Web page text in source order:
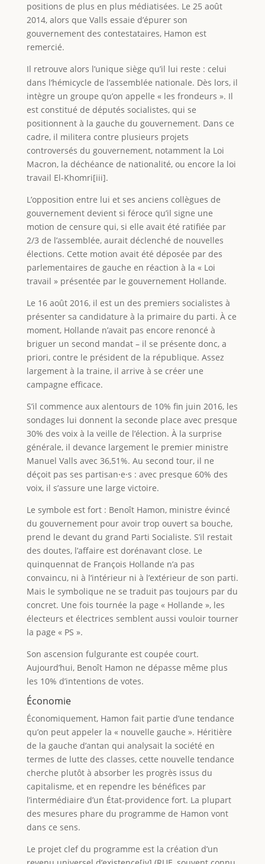
positions de plus en plus médiatisées. Le 25 août
2014, alors que Valls essaie d’épurer son
gouvernement des contestataires, Hamon est
remercié.
Il retrouve alors l’unique siège qu’il lui reste : celui
dans l’hémicycle de l’assemblée nationale. Dès lors, il
intègre un groupe qu’on appelle « les frondeurs ». Il
est constitué de députés socialistes, qui se
positionnent à la gauche du gouvernement. Dans ce
cadre, il militera contre plusieurs projets
controversés du gouvernement, notamment la Loi
Macron, la déchéance de nationalité, ou encore la loi
travail El-Khomri[iii].
L’opposition entre lui et ses anciens collègues de
gouvernement devient si féroce qu’il signe une
motion de censure qui, si elle avait été ratifiée par
2/3 de l’assemblée, aurait déclenché de nouvelles
élections. Cette motion avait été déposée par des
parlementaires de gauche en réaction à la « Loi
travail » présentée par le gouvernement Hollande.
Le 16 août 2016, il est un des premiers socialistes à
présenter sa candidature à la primaire du parti. À ce
moment, Hollande n’avait pas encore renoncé à
briguer un second mandat – il se présente donc, a
priori, contre le président de la république. Assez
largement à la traine, il arrive à se créer une
campagne efficace.
S’il commence aux alentours de 10% fin juin 2016, les
sondages lui donnent la seconde place avec presque
30% des voix à la veille de l’élection. À la surprise
générale, il devance largement le premier ministre
Manuel Valls avec 36,51%. Au second tour, il ne
déçoit pas ses partisan⸱e⸱s : avec presque 60% des
voix, il s’assure une large victoire.
Le symbole est fort : Benoît Hamon, ministre évincé
du gouvernement pour avoir trop ouvert sa bouche,
prend le devant du grand Parti Socialiste. S’il restait
des doutes, l’affaire est dorénavant close. Le
quinquennat de François Hollande n’a pas
convaincu, ni à l’intérieur ni à l’extérieur de son parti.
Mais le symbolique ne se traduit pas toujours par du
concret. Une fois tournée la page « Hollande », les
électeurs et électrices semblent aussi vouloir tourner
la page « PS ».
Son ascension fulgurante est coupée court.
Aujourd’hui, Benoît Hamon ne dépasse même plus
les 10% d’intentions de votes.
Économie
Économiquement, Hamon fait partie d’une tendance
qu’on peut appeler la « nouvelle gauche ». Héritière
de la gauche d’antan qui analysait la société en
termes de lutte des classes, cette nouvelle tendance
cherche plutôt à absorber les progrès issus du
capitalisme, et en rependre les bénéfices par
l’intermédiaire d’un État-providence fort. La plupart
des mesures phare du programme de Hamon vont
dans ce sens.
Le projet clef du programme est la création d’un